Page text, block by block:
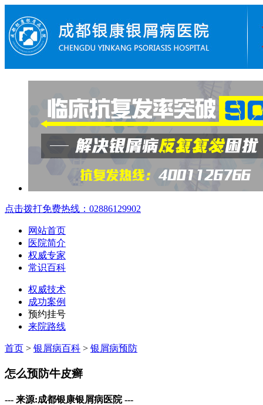
点击拨打免费热线：02886129902
网站首页
医院简介
权威专家
常识百科
权威技术
成功案例
预约挂号
来院路线
首页 > 银屑病百科 > 银屑病预防
怎么预防牛皮癣
--- 来源:成都银康银屑病医院 ---